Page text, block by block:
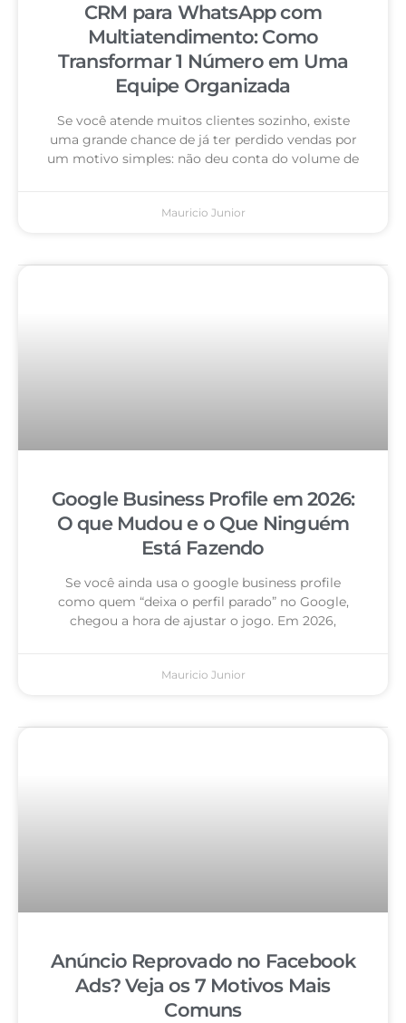
CRM para WhatsApp com
Multiatendimento: Como
Transformar 1 Número em Uma
Equipe Organizada
Se você atende muitos clientes sozinho, existe
uma grande chance de já ter perdido vendas por
um motivo simples: não deu conta do volume de
Mauricio Junior
Google Business Profile em 2026:
O que Mudou e o Que Ninguém
Está Fazendo
Se você ainda usa o google business profile
como quem “deixa o perfil parado” no Google,
chegou a hora de ajustar o jogo. Em 2026,
Mauricio Junior
Anúncio Reprovado no Facebook
Ads? Veja os 7 Motivos Mais
Comuns